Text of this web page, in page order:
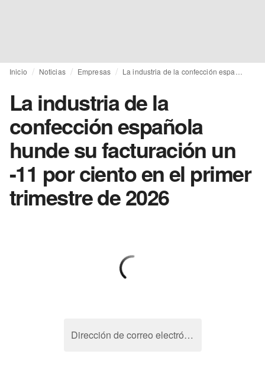
Inicio Noticias Empresas
La industria de la
confección española
hunde su facturación un
-11 por ciento en el primer
trimestre de 2026
Dirección de correo electrónico